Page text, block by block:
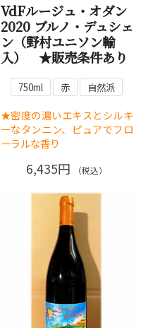
VdFルージュ・オダン
2020 ブルノ・デュシェ
ン（野村ユニソン輸
入） ★販売条件あり
750ml 赤 自然派
★密度の濃いエキスとシルキ
ーなタンニン、ピュアでフロ
ーラルな香り
6,435円 （税込）